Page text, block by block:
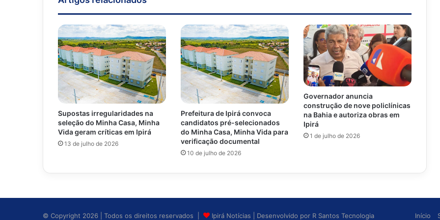
Supostas irregularidades na
seleção do Minha Casa, Minha
Vida geram críticas em Ipirá
13 de julho de 2026
Prefeitura de Ipirá convoca
candidatos pré-selecionados
do Minha Casa, Minha Vida para
verificação documental
10 de julho de 2026
Governador anuncia
construção de nove policlínicas
na Bahia e autoriza obras em
Ipirá
1 de julho de 2026
© Copyright 2026 | Todos os direitos reservados | Ipirá Notícias | Desenvolvido por R Santos Tecnologia Início